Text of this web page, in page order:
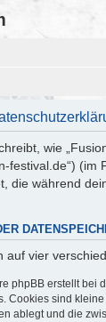
wie
festival.de“) (im
die während
auf vier
phpBB erstellt bei
Cookies sind
ablegt und die